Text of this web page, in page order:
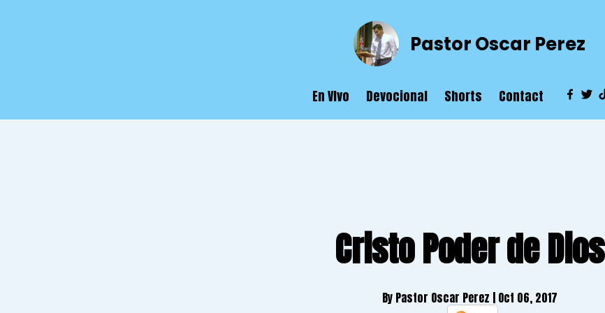
Pastor Oscar Perez
En VIvo Devocional Shorts Contact
Cristo Poder de Dios
By Pastor Oscar Perez | Oct 06, 2017